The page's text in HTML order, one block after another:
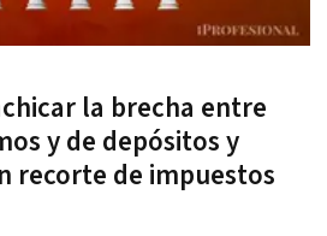
la brecha entre
y de depósitos y
recorte de impuestos